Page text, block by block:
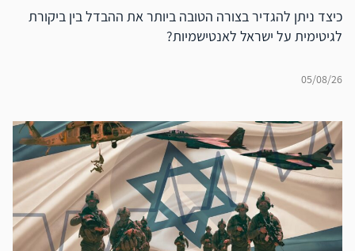
כיצד ניתן להגדיר בצורה הטובה ביותר את ההבדל בין ביקורת
לגיטימית על ישראל לאנטישמיות?
05/08/26